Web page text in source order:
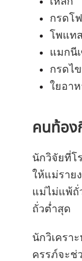
กรดโ
โพแท
แมกนี
กรดไ
ใยอา
คนท้อง
นักวิจัยที่โ
ให้แม่ราย
แม่ไม่แพ้ถั่
ถั่วต่ำสุด
นักวิเครา
ครรภ์จะช่